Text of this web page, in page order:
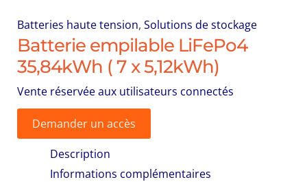
Batteries haute tension, Solutions de stockage
Batterie empilable LiFePo4
35,84kWh ( 7 x 5,12kWh)
Vente réservée aux utilisateurs connectés
Demander un accès
Description
Informations complémentaires